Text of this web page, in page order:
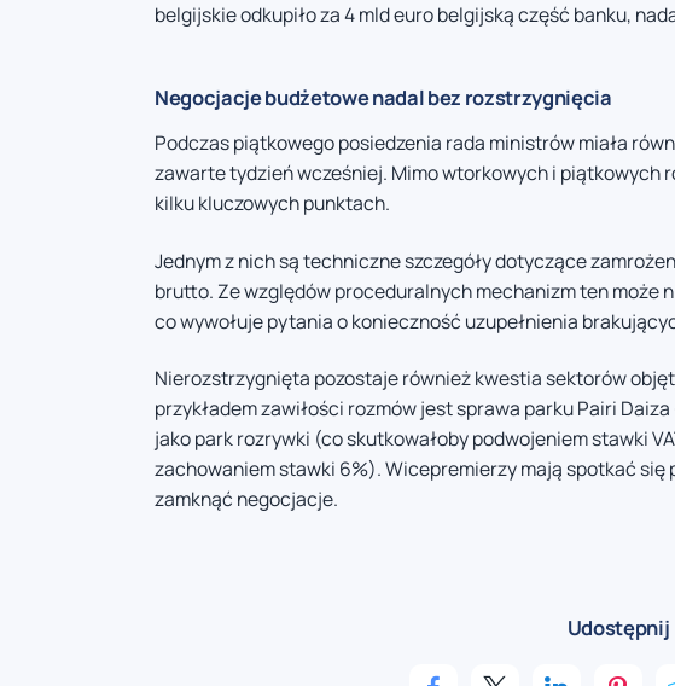
belgijskie odkupiło za 4 mld euro belgijską część banku,
Negocjacje budżetowe nadal bez rozstrzygnięcia
Podczas piątkowego posiedzenia rada ministrów miała
zawarte tydzień wcześniej. Mimo wtorkowych i piątkowych
kilku kluczowych punktach.
Jednym z nich są techniczne szczegóły dotyczące
brutto. Ze względów proceduralnych mechanizm ten może
co wywołuje pytania o konieczność uzupełnienia
Nierozstrzygnięta pozostaje również kwestia sektorów
przykładem zawiłości rozmów jest sprawa parku Pairi
jako park rozrywki (co skutkowałoby podwojeniem stawki
zachowaniem stawki 6%). Wicepremierzy mają spotkać się
zamknąć negocjacje.
Udostępnij